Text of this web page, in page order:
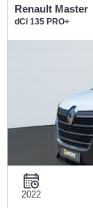
Renault Master
dCi 135 PRO+
2022